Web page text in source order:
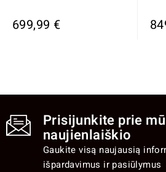
699,99 €
Prisijunkite prie
naujienlaiškio
Gaukite visą naujausią
išpardavimus ir pasiūlymus